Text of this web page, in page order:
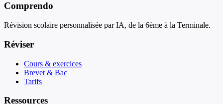
Comprendo
Révision scolaire personnalisée par IA, de la 6ème à la Terminale.
Réviser
Cours & exercices
Brevet & Bac
Tarifs
Ressources